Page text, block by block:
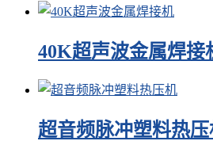
40K超声波金属焊接
超音频脉冲塑料热压